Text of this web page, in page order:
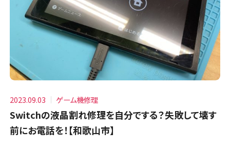
2023.09.03 ゲーム機修理
Switchの液晶割れ修理を自分でする？失敗して壊す
前にお電話を！【和歌山市】